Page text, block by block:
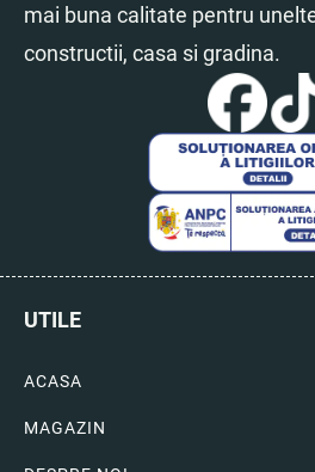
mai buna calitate pentru
constructii, casa si gradina.
UTILE
ACASA
MAGAZIN